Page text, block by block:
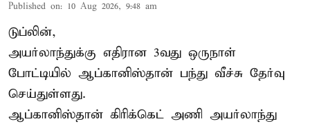
Published on: 10 Aug 2026, 9:48 am
டுப்லின்,
அயர்லாந்துக்கு எதிரான 3வது ஒருநாள்
போட்டியில் ஆப்கானிஸ்தான் பந்து வீச்சு தேர்வு
செய்துள்ளது.
ஆப்கானிஸ்தான் கிரிக்கெட் அணி அயர்லாந்து